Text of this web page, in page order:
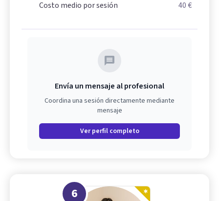
Costo medio por sesión
40 €
Envía un mensaje al profesional
Coordina una sesión directamente mediante
mensaje
Ver perfil completo
6